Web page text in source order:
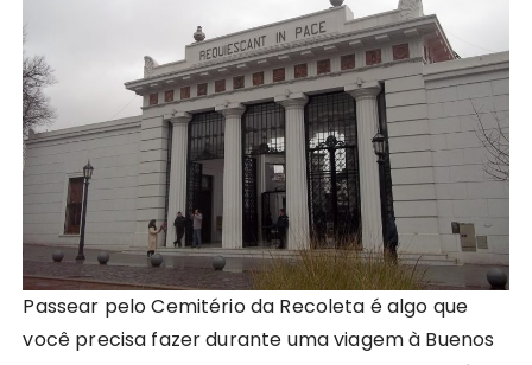
Passear pelo Cemitério da Recoleta é algo que
você precisa fazer durante uma viagem à Buenos